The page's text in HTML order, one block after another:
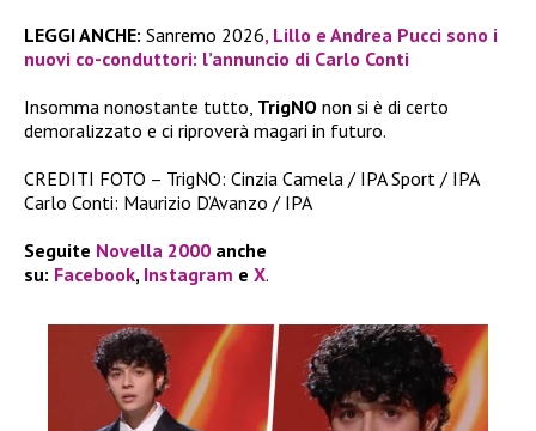
LEGGI ANCHE: Sanremo 2026, Lillo e Andrea Pucci sono i
nuovi co-conduttori: l’annuncio di Carlo Conti
Insomma nonostante tutto, TrigNO non si è di certo
demoralizzato e ci riproverà magari in futuro.
CREDITI FOTO – TrigNO: Cinzia Camela / IPA Sport / IPA
Carlo Conti: Maurizio D’Avanzo / IPA
Seguite Novella 2000 anche
su: Facebook, Instagram e X.